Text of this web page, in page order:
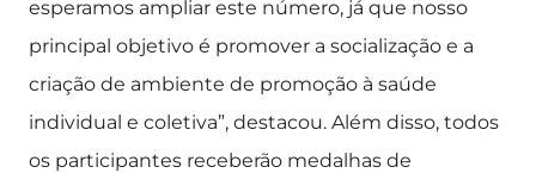
esperamos ampliar este número, já que nosso
principal objetivo é promover a socialização e a
criação de ambiente de promoção à saúde
individual e coletiva”, destacou. Além disso, todos
os participantes receberão medalhas de